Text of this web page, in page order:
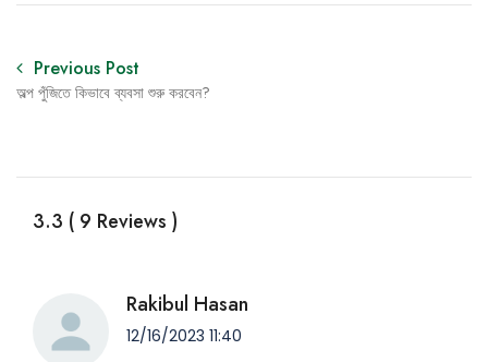
Previous Post
অল্প পুঁজিতে কিভাবে ব্যবসা শুরু করবেন?
3.3 ( 9 Reviews )
Rakibul Hasan
12/16/2023 11:40